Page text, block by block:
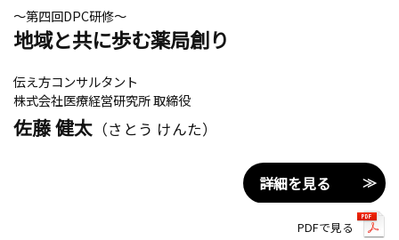
〜第四回DPC研修〜
地域と共に歩む薬局創り
伝え方コンサルタント
株式会社医療経営研究所 取締役
佐藤 健太 （さとう けんた）
詳細を見る
PDFで見る